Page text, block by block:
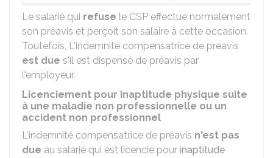
Le salarié qui refuse le CSP effectue normalement
son préavis et perçoit son salaire à cette occasion.
Toutefois, L'indemnité compensatrice de préavis
est due s'il est dispensé de préavis par
l'employeur.
Licenciement pour inaptitude physique suite
à une maladie non professionnelle ou un
accident non professionnel
L'indemnité compensatrice de préavis n'est pas
due au salarié qui est licencié pour inaptitude